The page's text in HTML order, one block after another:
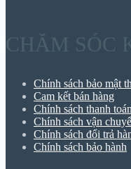
CHĂM SÓC
Chính sách bảo mật
Cam kết bán hàng
Chính sách thanh toán
Chính sách vận
Chính sách đổi trả
Chính sách bảo hành